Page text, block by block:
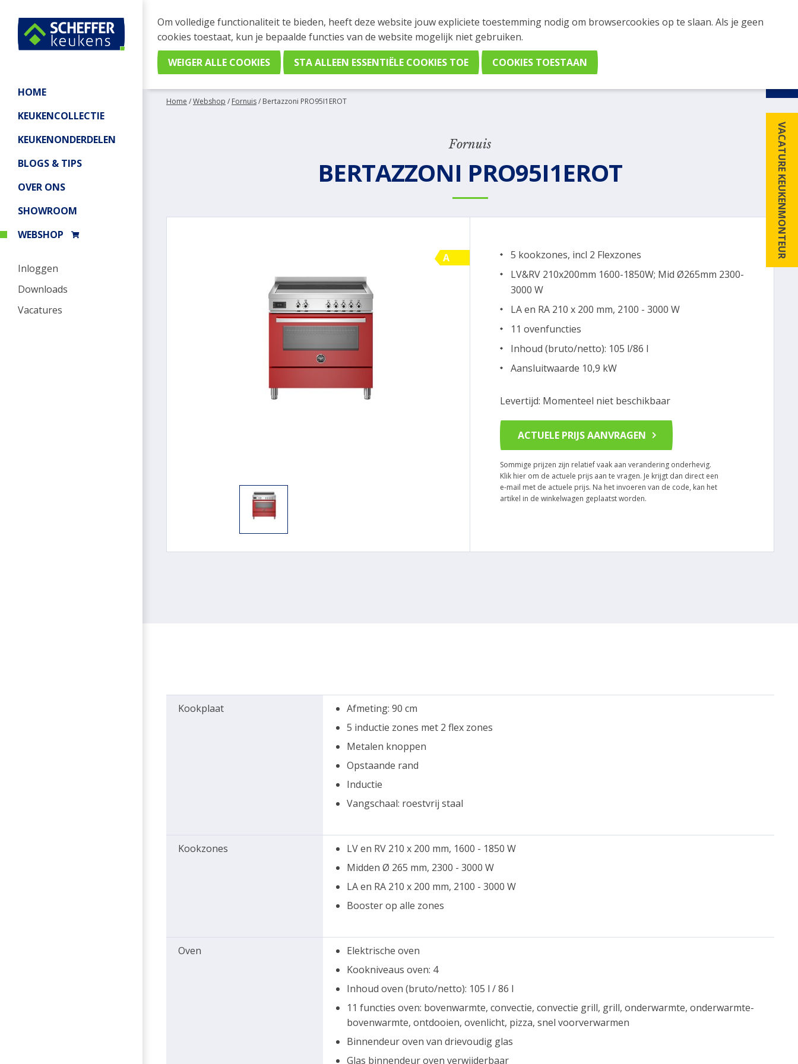
HOME
KEUKENCOLLECTIE
KEUKENONDERDELEN
BLOGS & TIPS
OVER ONS
SHOWROOM
WEBSHOP
Inloggen
Downloads
Vacatures
VACATURE KEUKENMONTEUR
WEBSHOP BESTELLINGEN
Je kan tijdelijk geen bestelling plaatsen. Wil je je vast oriënteren? Vergelijk eenvoudig apparaten en merken met elkaar. Klik hier voor
Home /Webshop / Fornuis/ Bertazzoni PRO95I1EROT
Fornuis
BERTAZZONI PRO95I1EROT
A
Levertijd: Momenteel niet beschikbaar
5 kookzones, incl 2 Flexzones
LV&RV 210x200mm 1600-1850W; Mid Ø265mm 2300-
3000 W
LA en RA 210 x 200 mm, 2100 - 3000 W
11 ovenfuncties
Inhoud (bruto/netto): 105 l/86 l
Aansluitwaarde 10,9 kW
ACTUELE PRIJS AANVRAGEN
Sommige prijzen zijn relatief vaak aan verandering onderhevig.
Klik hier om de actuele prijs aan te vragen. Je krijgt dan direct een
e-mail met de actuele prijs. Na het invoeren van de code, kan het
artikel in de winkelwagen geplaatst worden.
Kookplaat
Afmeting: 90 cm
5 inductie zones met 2 flex zones
Metalen knoppen
Opstaande rand
Inductie
Vangschaal: roestvrij staal
Kookzones
LV en RV 210 x 200 mm, 1600 - 1850 W
Midden Ø 265 mm, 2300 - 3000 W
LA en RA 210 x 200 mm, 2100 - 3000 W
Booster op alle zones
Oven
Elektrische oven
Kookniveaus oven: 4
Inhoud oven (bruto/netto): 105 l / 86 l
11 functies oven: bovenwarmte, convectie, convectie grill, grill, onderwarmte, onderwarmte-
bovenwarmte, ontdooien, ovenlicht, pizza, snel voorverwarmen
Binnendeur oven van drievoudig glas
Glas binnendeur oven verwijderbaar
Om volledige functionaliteit te bieden, heeft deze website jouw expliciete toestemming nodig om browsercookies op te slaan. Als je geen
cookies toestaat, kun je bepaalde functies van de website mogelijk niet gebruiken.